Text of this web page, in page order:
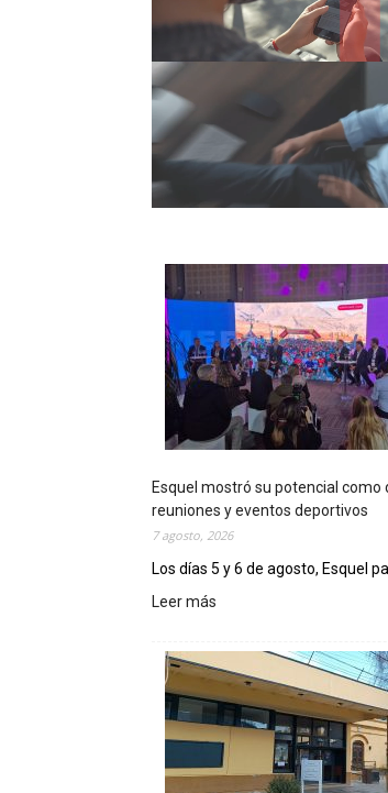
Esquel mostró su potencial como
reuniones y eventos deportivos
7 agosto, 2026
Los días 5 y 6 de agosto, Esquel
Leer más
s
q
u
e
l
m